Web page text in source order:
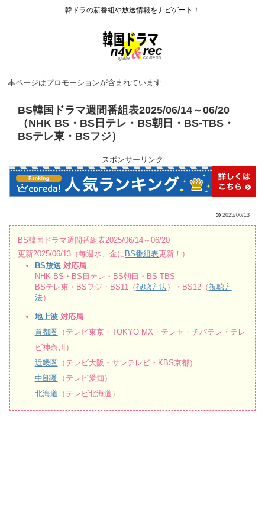
韓ドラの新番組や放送情報をナビゲート！
本ページはプロモーションが含まれています
BS韓国ドラマ週間番組表2025/06/14～06/20
（NHK BS・BS日テレ・BS朝日・BS-TBS・
BSテレ東・BSフジ）
スポンサーリンク
2025/06/13
BS韓国ドラマ週間番組表2025/06/14～06/20
更新2025/06/13（毎週水、金に BS番組表更新！）
BS放送 対応局
NHK BS・BS日テレ・BS朝日・BS-TBS
BSテレ東・BSフジ・BS11（視聴方法）・BS12（視聴方
法）
地上波対応局
首都圏 （テレビ東京・TOKYO MX・テレ玉・チバテレ・テレ
ビ神奈川）
近畿圏 （テレビ大阪・サンテレビ・KBS京都）
中部圏 （テレビ愛知）
北海道 （テレビ北海道）